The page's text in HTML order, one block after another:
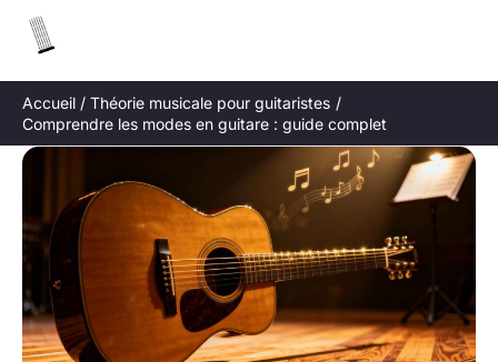
Accueil
Théorie musicale pour guitaristes
Comprendre les modes en guitare : guide complet
h
h
e